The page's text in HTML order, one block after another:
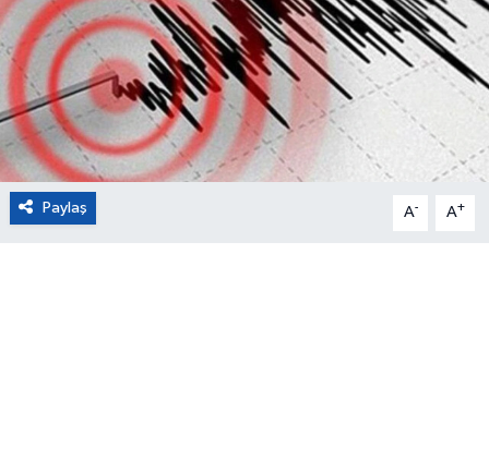
Paylaş A- A+
Magazin
Turizm
Çevre
Kültür ve Sanat